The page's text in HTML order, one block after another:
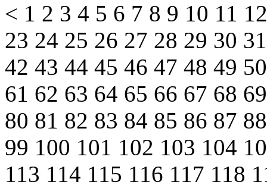
< 1 2 3 4 5 6 7 8 9 10 11
23 24 25 26 27 28 29 30
42 43 44 45 46 47 48 49
61 62 63 64 65 66 67 68
80 81 82 83 84 85 86 87
99 100 101 102 103 104
113 114 115 116 117 118